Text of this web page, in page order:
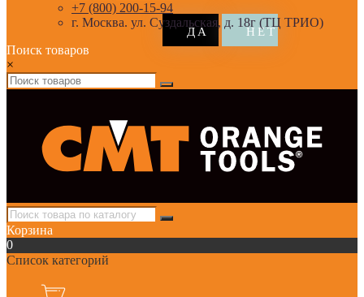
+7 (800) 200-15-94
г. Москва. ул. Суздальская, д. 18г (ТЦ ТРИО)
Поиск товаров
×
Корзина
0
Список категорий